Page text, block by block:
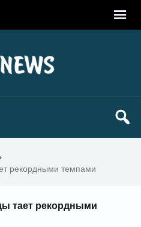
рекордными темпами
тает рекордными